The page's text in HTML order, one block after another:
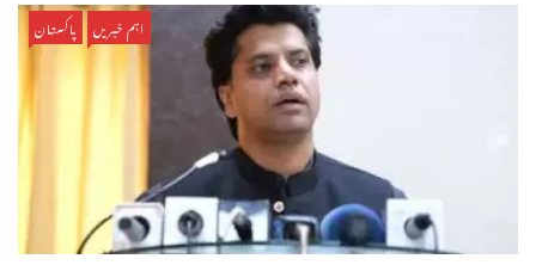
اہم خبریں پاکستان